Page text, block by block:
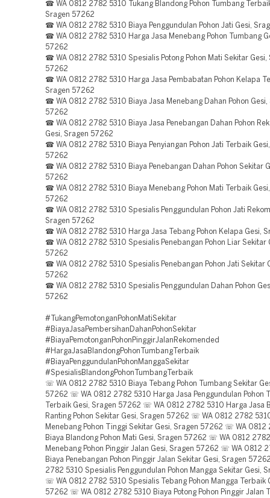
☎ WA 0812 2782 5310 Tukang Blandong Pohon Tumbang
Sragen 57262
☎ WA 0812 2782 5310 Biaya Penggundulan Pohon Jati Gesi,
☎ WA 0812 2782 5310 Harga Jasa Menebang Pohon Tumbang
57262
☎ WA 0812 2782 5310 Spesialis Potong Pohon Mati Sekitar Gesi,
57262
☎ WA 0812 2782 5310 Harga Jasa Pembabatan Pohon Kelapa
Sragen 57262
☎ WA 0812 2782 5310 Biaya Jasa Menebang Dahan Pohon Gesi,
57262
☎ WA 0812 2782 5310 Biaya Jasa Penebangan Dahan Pohon
Gesi, Sragen 57262
☎ WA 0812 2782 5310 Biaya Penyiangan Pohon Jati Terbaik
57262
☎ WA 0812 2782 5310 Biaya Penebangan Dahan Pohon Sekitar
57262
☎ WA 0812 2782 5310 Biaya Menebang Pohon Mati Terbaik
57262
☎ WA 0812 2782 5310 Spesialis Penggundulan Pohon Jati
Sragen 57262
☎ WA 0812 2782 5310 Harga Jasa Tebang Pohon Kelapa Gesi,
☎ WA 0812 2782 5310 Spesialis Penebangan Pohon Liar Sekitar
57262
☎ WA 0812 2782 5310 Spesialis Penebangan Pohon Jati Sekitar
57262
☎ WA 0812 2782 5310 Spesialis Penggundulan Dahan Pohon
57262
#TukangPemotonganPohonMatiSekitar
#BiayaJasaPembersihanDahanPohonSekitar
#BiayaPemotonganPohonPinggirJalanRekomended
#HargaJasaBlandongPohonTumbangTerbaik
#BiayaPenggundulanPohonManggaSekitar
#SpesialisBlandongPohonTumbangTerbaik
☏ WA 0812 2782 5310 Biaya Tebang Pohon Tumbang Sekitar
57262 ☏ WA 0812 2782 5310 Harga Jasa Penggundulan Pohon
Terbaik Gesi, Sragen 57262 ☏ WA 0812 2782 5310 Harga Jasa
Ranting Pohon Sekitar Gesi, Sragen 57262 ☏ WA 0812 2782
Menebang Pohon Tinggi Sekitar Gesi, Sragen 57262 ☏ WA 0812
Biaya Blandong Pohon Mati Gesi, Sragen 57262 ☏ WA 0812
Menebang Pohon Pinggir Jalan Gesi, Sragen 57262 ☏ WA 0812
Biaya Penebangan Pohon Pinggir Jalan Sekitar Gesi, Sragen
2782 5310 Spesialis Penggundulan Pohon Mangga Sekitar Gesi,
☏ WA 0812 2782 5310 Spesialis Tebang Pohon Mangga Terbaik
57262 ☏ WA 0812 2782 5310 Biaya Potong Pohon Pinggir Jalan